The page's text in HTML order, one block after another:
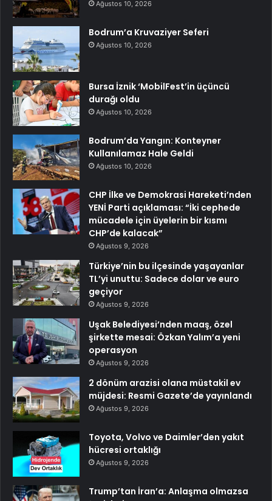
Ağustos 10, 2026
Bodrum’a Kruvaziyer Seferi
Ağustos 10, 2026
Bursa İznik ‘MobilFest’in üçüncü
durağı oldu
Ağustos 10, 2026
Bodrum’da Yangın: Konteyner
Kullanılamaz Hale Geldi
Ağustos 10, 2026
CHP İlke ve Demokrasi Hareketi’nden
YENİ Parti açıklaması: “İki cephede
mücadele için üyelerin bir kısmı
CHP’de kalacak”
Ağustos 9, 2026
Türkiye’nin bu ilçesinde yaşayanlar
TL’yi unuttu: Sadece dolar ve euro
geçiyor
Ağustos 9, 2026
Uşak Belediyesi’nden maaş, özel
şirkette mesai: Özkan Yalım’a yeni
operasyon
Ağustos 9, 2026
2 dönüm arazisi olana müstakil ev
müjdesi: Resmi Gazete’de yayınlandı
Ağustos 9, 2026
Toyota, Volvo ve Daimler’den yakıt
hücresi ortaklığı
Ağustos 9, 2026
Trump’tan İran’a: Anlaşma olmazsa